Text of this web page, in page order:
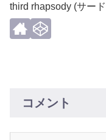
third rhapsody (サー
コメント